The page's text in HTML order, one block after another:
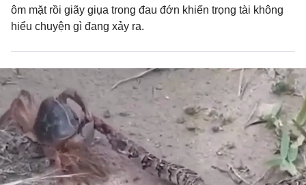
ôm mặt rồi giãy giụa trong đau đớn khiến trọng tài không
hiểu chuyện gì đang xảy ra.